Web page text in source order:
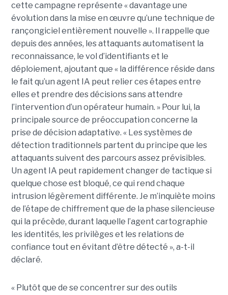
cette campagne représente « davantage une
évolution dans la mise en œuvre qu’une technique de
rançongiciel entièrement nouvelle ». Il rappelle que
depuis des années, les attaquants automatisent la
reconnaissance, le vol d’identifiants et le
déploiement, ajoutant que « la différence réside dans
le fait qu’un agent IA peut relier ces étapes entre
elles et prendre des décisions sans attendre
l’intervention d’un opérateur humain. » Pour lui, la
principale source de préoccupation concerne la
prise de décision adaptative. « Les systèmes de
détection traditionnels partent du principe que les
attaquants suivent des parcours assez prévisibles.
Un agent IA peut rapidement changer de tactique si
quelque chose est bloqué, ce qui rend chaque
intrusion légèrement différente. Je m’inquiète moins
de l’étape de chiffrement que de la phase silencieuse
qui la précède, durant laquelle l’agent cartographie
les identités, les privilèges et les relations de
confiance tout en évitant d’être détecté », a-t-il
déclaré.
« Plutôt que de se concentrer sur des outils